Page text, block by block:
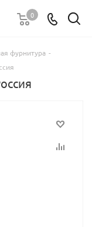
0
фурнитура -